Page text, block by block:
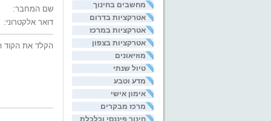
מחשבים בחינוך
אטרקציות בדרום
אטרקציות במרכז
אטרקציות בצפון
מוזיאונים
טיול שנתי
מדע וטבע
אימון אישי
מרכז מבקרים
חינוך פיננסי וכלכלת
שם המחבר:
דואר אלקטרוני:
הקלד את הקוד